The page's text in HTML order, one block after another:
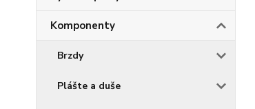
Komponenty
Brzdy
Plášte a duše